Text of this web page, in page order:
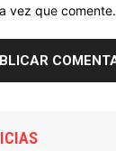
vez que comente.